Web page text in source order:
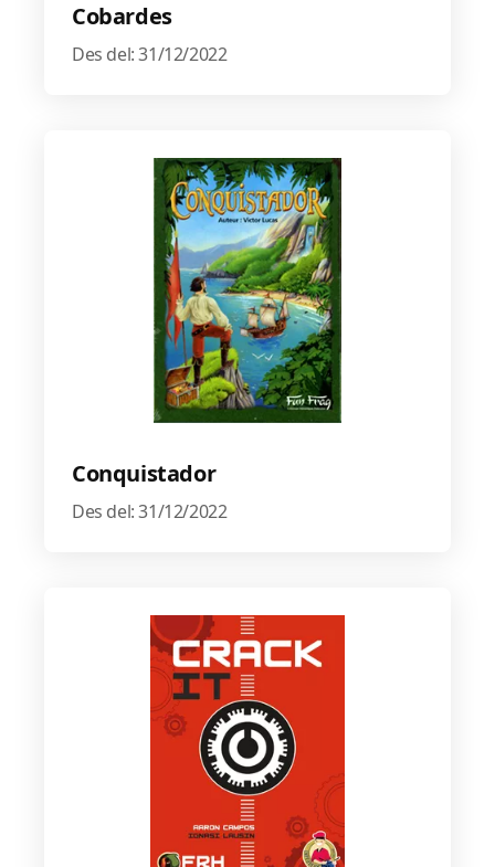
Cobardes
Des del: 31/12/2022
Conquistador
Des del: 31/12/2022